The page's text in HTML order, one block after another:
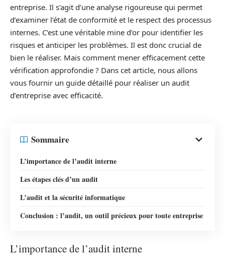
entreprise. Il s’agit d’une analyse rigoureuse qui permet
d’examiner l’état de conformité et le respect des processus
internes. C’est une véritable mine d’or pour identifier les
risques et anticiper les problèmes. Il est donc crucial de
bien le réaliser. Mais comment mener efficacement cette
vérification approfondie ? Dans cet article, nous allons
vous fournir un guide détaillé pour réaliser un audit
d’entreprise avec efficacité.
Sommaire
L’importance de l’audit interne
Les étapes clés d’un audit
L’audit et la sécurité informatique
Conclusion : l’audit, un outil précieux pour toute entreprise
L’importance de l’audit interne